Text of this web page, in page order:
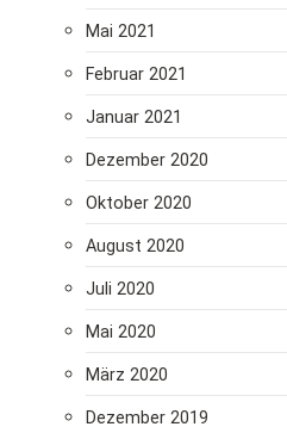
Mai 2021
Februar 2021
Januar 2021
Dezember 2020
Oktober 2020
August 2020
Juli 2020
Mai 2020
März 2020
Dezember 2019